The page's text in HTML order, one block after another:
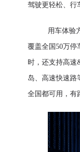
驾驶更轻松、行
用车体验
覆盖全国50万停
时，还支持高
岛、高速快速路
全国都可用，有